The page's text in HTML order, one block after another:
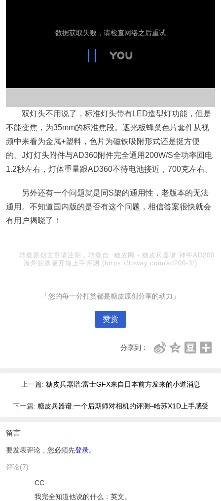
双灯头不用说了，标准灯头带有LED造型灯功能，但是
不能变焦，为35mm的标准焦段。遮光板蜂巢色片套件从视
频中来看为金属+塑料，色片为磁铁吸附形式还是挺方便
的。J灯灯头附件与AD360附件完全通用200W/S全功率回电
1.2秒左右，灯体重量跟AD360不待电池接近，700克左右。
另外还有一个问题就是同S架的通用性，老版本的无法
通用。不知道国内版的是否有这个问题，相信答案很快就会
有用户揭晓了！
转载原创文章请注明，转载自: 糖皮网 - 糖皮兵器谱:神牛AD200
海外贴牌版开箱上手评测 (https://tpway.com/ad200-3/)
「您的每一分打赏都是糖皮原创分享的动力」
赞赏
分享到：
上一篇: 糖皮兵器谱:富士GFX来自日本前方发来的小道消息
下一篇: 糖皮兵器谱:一个后期师对相机的评测–哈苏X1D上手感受
留言
要发表评论，您必须先登录。
评论(7)
CC
我完全知道他说的什么：英文。